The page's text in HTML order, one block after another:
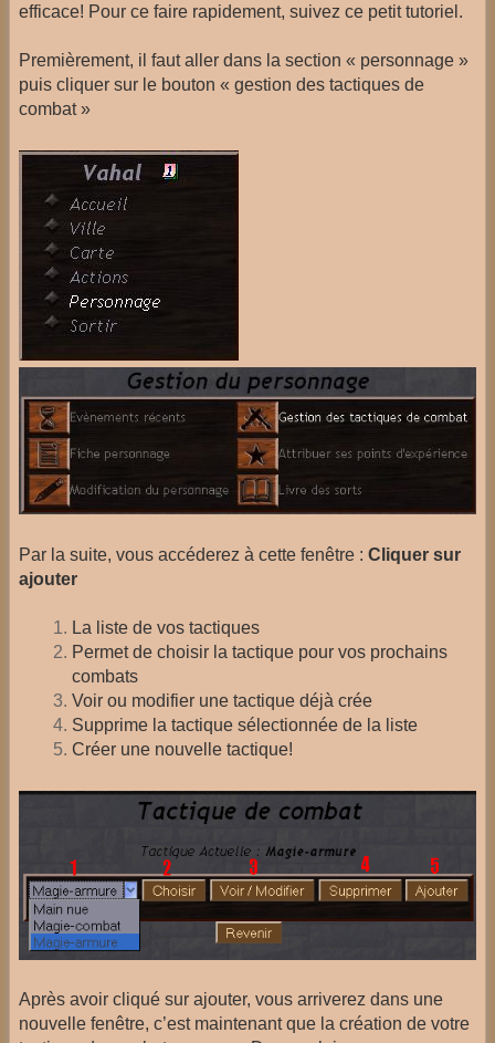
efficace! Pour ce faire rapidement, suivez ce petit tutoriel.
Premièrement, il faut aller dans la section « personnage »
puis cliquer sur le bouton « gestion des tactiques de
combat »
Par la suite, vous accéderez à cette fenêtre : Cliquer sur
ajouter
La liste de vos tactiques
Permet de choisir la tactique pour vos prochains
combats
Voir ou modifier une tactique déjà crée
Supprime la tactique sélectionnée de la liste
Créer une nouvelle tactique!
Après avoir cliqué sur ajouter, vous arriverez dans une
nouvelle fenêtre, c’est maintenant que la création de votre